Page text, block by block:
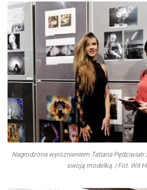
Nagrodzona wyróżnieniem Tatiana
swoją modelką. | Fot. Wit